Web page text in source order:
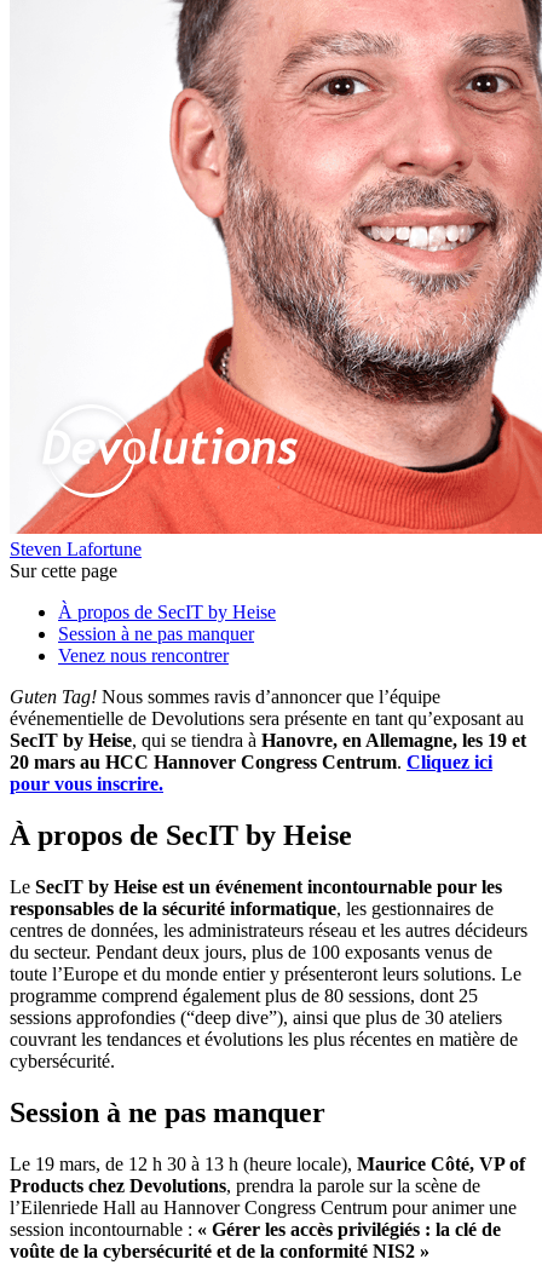
Steven Lafortune
Sur cette page
À propos de SecIT by Heise
Session à ne pas manquer
Venez nous rencontrer
Guten Tag! Nous sommes ravis d’annoncer que l’équipe
événementielle de Devolutions sera présente en tant qu’exposant au
SecIT by Heise, qui se tiendra à Hanovre, en Allemagne, les 19 et
20 mars au HCC Hannover Congress Centrum. Cliquez ici
pour vous inscrire.
À propos de SecIT by Heise
Le SecIT by Heise est un événement incontournable pour les
responsables de la sécurité informatique, les gestionnaires de
centres de données, les administrateurs réseau et les autres décideurs
du secteur. Pendant deux jours, plus de 100 exposants venus de
toute l’Europe et du monde entier y présenteront leurs solutions. Le
programme comprend également plus de 80 sessions, dont 25
sessions approfondies (“deep dive”), ainsi que plus de 30 ateliers
couvrant les tendances et évolutions les plus récentes en matière de
cybersécurité.
Session à ne pas manquer
Le 19 mars, de 12 h 30 à 13 h (heure locale), Maurice Côté, VP of
Products chez Devolutions, prendra la parole sur la scène de
l’Eilenriede Hall au Hannover Congress Centrum pour animer une
session incontournable : « Gérer les accès privilégiés : la clé de
voûte de la cybersécurité et de la conformité NIS2 »